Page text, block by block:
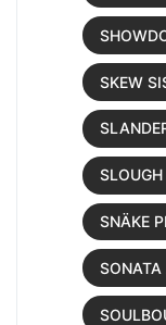
SKEW
SLOUGH
SNÄKE
SONATA